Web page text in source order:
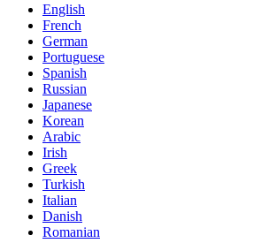
English
French
German
Portuguese
Spanish
Russian
Japanese
Korean
Arabic
Irish
Greek
Turkish
Italian
Danish
Romanian